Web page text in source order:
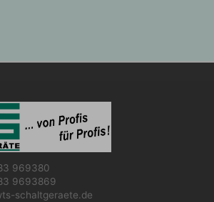
969380
9693869
schaltgeraete.de